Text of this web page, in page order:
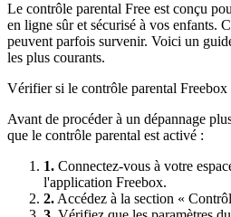
Le contrôle parental Free est conçu
en ligne sûr et sécurisé à vos enfants.
peuvent parfois survenir. Voici un
les plus courants.
Vérifier si le contrôle parental Freebox
Avant de procéder à un dépannage
que le contrôle parental est activé :
1. Connectez-vous à votre
l'application Freebox.
2. Accédez à la section «